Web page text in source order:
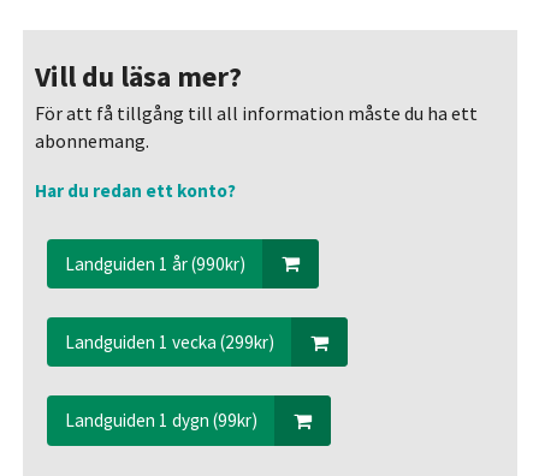
Vill du läsa mer?
För att få tillgång till all information måste du ha ett
abonnemang.
Har du redan ett konto?
Landguiden 1 år (990kr)
Landguiden 1 vecka (299kr)
Landguiden 1 dygn (99kr)